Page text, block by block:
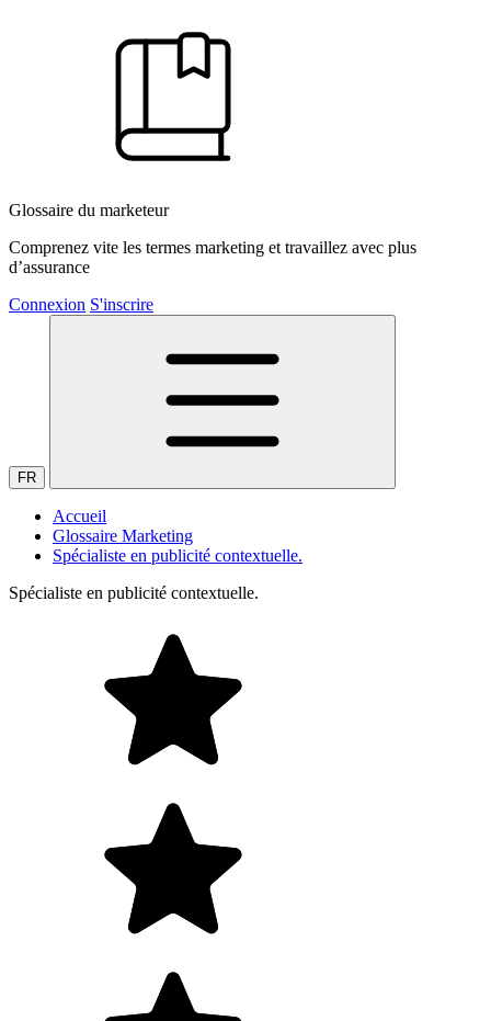
Glossaire du marketeur
Comprenez vite les termes marketing et travaillez avec plus
d’assurance
Connexion S'inscrire
FR
Accueil
Glossaire Marketing
Spécialiste en publicité contextuelle.
Spécialiste en publicité contextuelle.